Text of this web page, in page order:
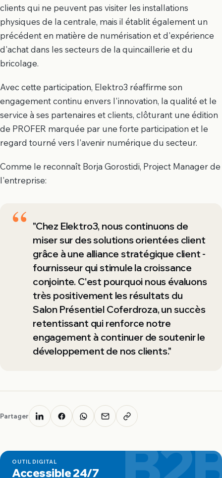
clients qui ne peuvent pas visiter les installations
physiques de la centrale, mais il établit également un
précédent en matière de numérisation et d'expérience
d'achat dans les secteurs de la quincaillerie et du
bricolage.
Avec cette participation, Elektro3 réaffirme son
engagement continu envers l'innovation, la qualité et le
service à ses partenaires et clients, clôturant une édition
de PROFER marquée par une forte participation et le
regard tourné vers l'avenir numérique du secteur.
Comme le reconnaît Borja Gorostidi, Project Manager de
l'entreprise:
"Chez Elektro3, nous continuons de
miser sur des solutions orientées client
grâce à une alliance stratégique client -
fournisseur qui stimule la croissance
conjointe. C'est pourquoi nous évaluons
très positivement les résultats du
Salon Présentiel Coferdroza, un succès
retentissant qui renforce notre
engagement à continuer de soutenir le
développement de nos clients."
Partager
OUTIL DIGITAL
Accessible 24/7